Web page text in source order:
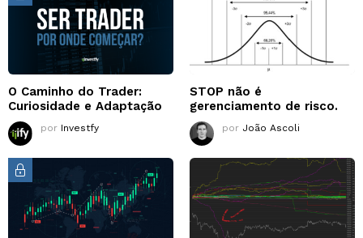
O Caminho do Trader:
Curiosidade e Adaptação
por Investfy
STOP não é
gerenciamento de risco.
por João Ascoli